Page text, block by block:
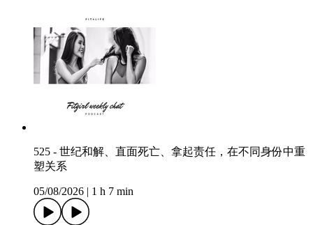
525 - 世纪和解、直面死亡、拿起责任，在不同身份中重
塑关系
05/08/2026 1 h 7 min